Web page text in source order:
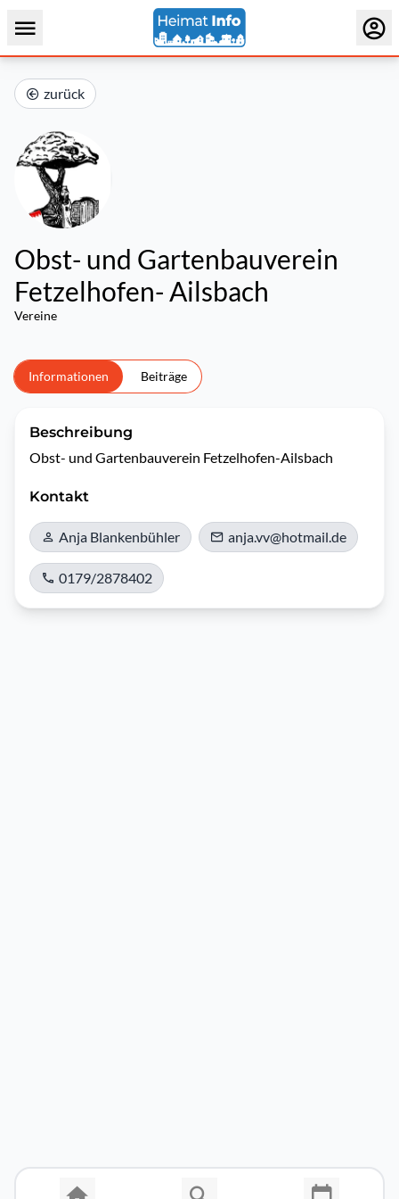
zurück
Obst- und Gartenbauverein
Fetzelhofen- Ailsbach
Vereine
Informationen Beiträge
Beschreibung
Obst- und Gartenbauverein Fetzelhofen-Ailsbach
Kontakt
Anja Blankenbühler anja.vv@hotmail.de
0179/2878402